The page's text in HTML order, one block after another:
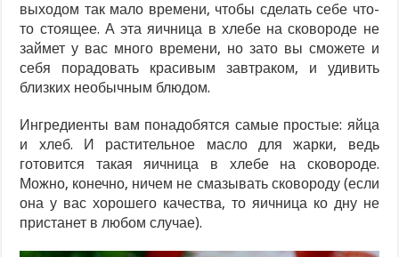
выходом так мало времени, чтобы сделать себе что-
то стоящее. А эта яичница в хлебе на сковороде не
займет у вас много времени, но зато вы сможете и
себя порадовать красивым завтраком, и удивить
близких необычным блюдом.
Ингредиенты вам понадобятся самые простые: яйца
и хлеб. И растительное масло для жарки, ведь
готовится такая яичница в хлебе на сковороде.
Можно, конечно, ничем не смазывать сковороду (если
она у вас хорошего качества, то яичница ко дну не
пристанет в любом случае).